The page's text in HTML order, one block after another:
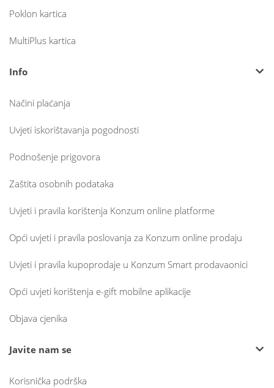
Poklon kartica
MultiPlus kartica
Info
Načini plaćanja
Uvjeti iskorištavanja pogodnosti
Podnošenje prigovora
Zaštita osobnih podataka
Uvjeti i pravila korištenja Konzum online platforme
Opći uvjeti i pravila poslovanja za Konzum online prodaju
Uvjeti i pravila kupoprodaje u Konzum Smart prodavaonici
Opći uvjeti korištenja e-gift mobilne aplikacije
Objava cjenika
Javite nam se
Korisnička podrška